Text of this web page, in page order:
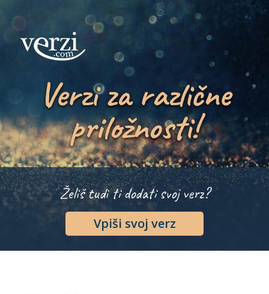
Verzi za različne
priložnosti!
Želiš tudi ti dodati svoj verz?
Vpiši svoj verz